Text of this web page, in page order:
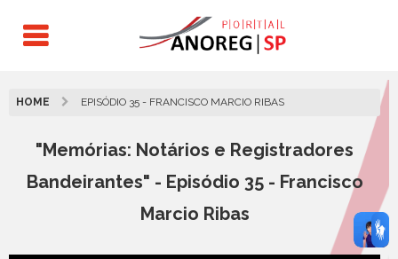
HOME EPISÓDIO 35 - FRANCISCO MARCIO RIBAS
"Memórias: Notários e Registradores
Bandeirantes" - Episódio 35 - Francisco
Marcio Ribas